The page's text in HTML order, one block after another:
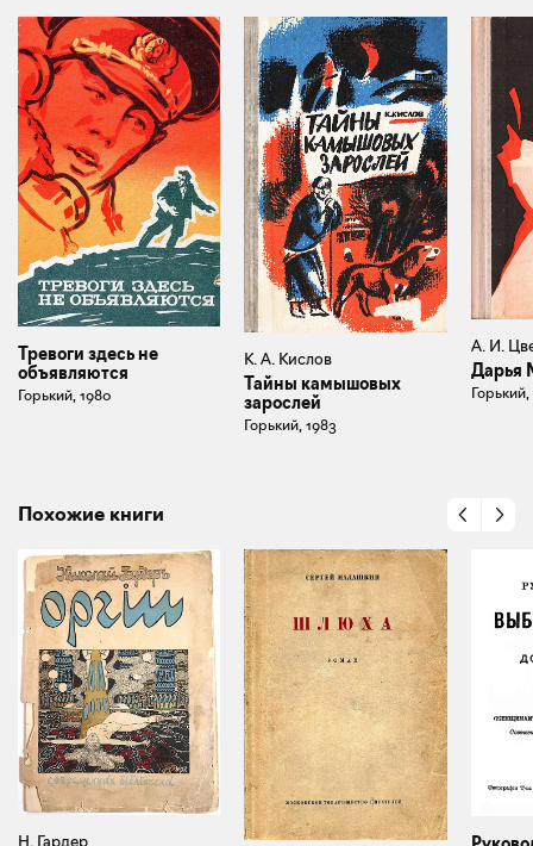
Тревоги здесь не
объявляются
Горький, 1980
К. А. Кислов
Тайны камышовых
зарослей
Горький, 1983
А. И.
Дарья
Горький,
Похожие книги
Н. Гардер